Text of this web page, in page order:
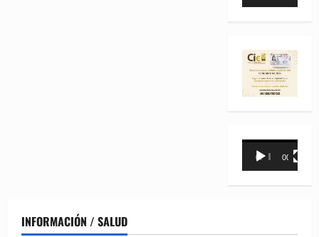
Reproductor
00:00 00:31
INFORMACIÓN / SALUD